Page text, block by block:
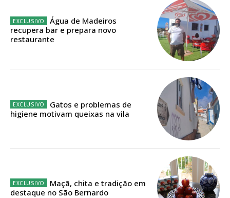
Água de Madeiros
recupera bar e prepara novo
restaurante
Gatos e problemas de
higiene motivam queixas na vila
Maçã, chita e tradição em
destaque no São Bernardo